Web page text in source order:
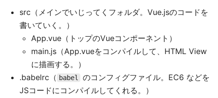
src（メインでいじってくフォルダ。Vue.jsのコードを
書いていく。）
App.vue（トップのVueコンポーネント）
main.js（App.vueをコンパイルして、HTML View
に描画する。）
.babelrc（ babel
のコンフィグファイル。EC6 などを
JSコードにコンパイルしてくれる。）